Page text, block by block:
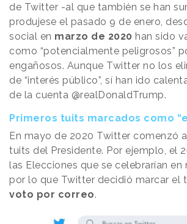
de Twitter -al que también se han
produjese el pasado 9 de enero,
social en marzo de 2020 han sido
como “potencialmente peligrosos”
engañosos. Aunque Twitter no los
de “interés público”, sí han ido
de la cuenta @realDonaldTrump.
Primeros tuits marcados como
En mayo de 2020 Twitter comenzó
tuits del Presidente. Por ejemplo, el
las Elecciones que se celebrarían
por lo que Twitter decidió marcar el
voto por correo.